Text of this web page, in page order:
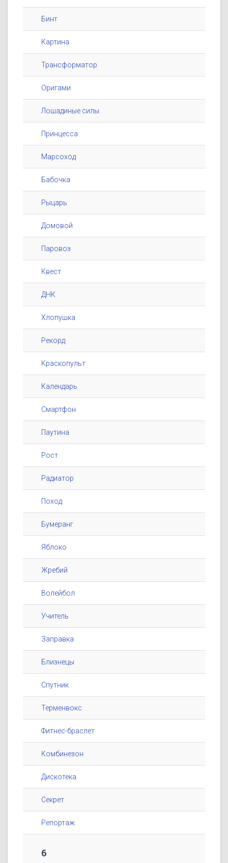
Бинт
Картина
Трансформатор
Оригами
Лошадиные силы
Принцесса
Марсоход
Бабочка
Рыцарь
Домовой
Паровоз
Квест
ДНК
Хлопушка
Рекорд
Краскопульт
Календарь
Смартфон
Паутина
Рост
Радиатор
Поход
Бумеранг
Яблоко
Жребий
Волейбол
Учитель
Заправка
Близнецы
Спутник
Терменвокс
Фитнес-браслет
Комбинезон
Дискотека
Секрет
Репортаж
6